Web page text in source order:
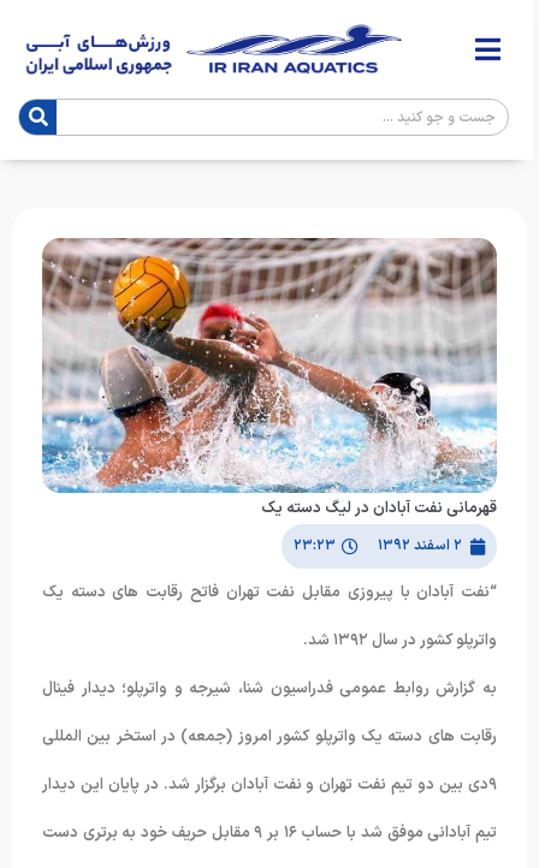
قهرمانی نفت آبادان در لیگ دسته یک
۲ اسفند ۱۳۹۲ ۲۳:۲۳
“نفت آبادان با پیروزی مقابل نفت تهران فاتح رقابت های دسته یک
واترپلو کشور در سال ۱۳۹۲ شد.
به گزارش روابط عمومی فدراسیون شنا، شیرجه و واترپلو؛ دیدار فینال
رقابت های دسته یک واترپلو کشور امروز (جمعه) در استخر بین المللی
۹دی بین دو تیم نفت تهران و نفت آبادان برگزار شد. در پایان این دیدار
تیم آبادانی موفق شد با حساب ۱۶ بر ۹ مقابل حریف خود به برتری دست